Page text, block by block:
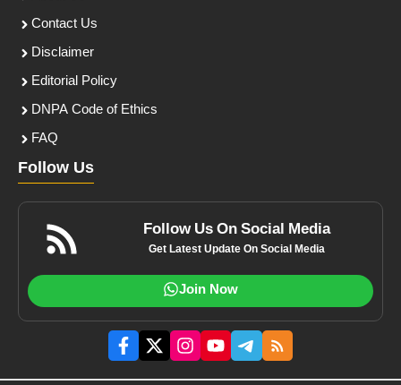
Contact Us
Disclaimer
Editorial Policy
DNPA Code of Ethics
FAQ
Follow Us
Follow Us On Social Media
Get Latest Update On Social Media
Join Now